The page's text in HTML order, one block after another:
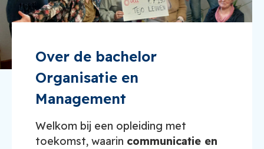
Over de bachelor
Organisatie en
Management
Welkom bij een opleiding met
toekomst, waarin communicatie en